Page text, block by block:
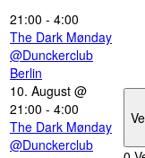
21:00 - 4:00
The Dark Mønday
@Dunckerclub
Berlin
10. August @
21:00 - 4:00
The Dark Mønday
@Dunckerclub